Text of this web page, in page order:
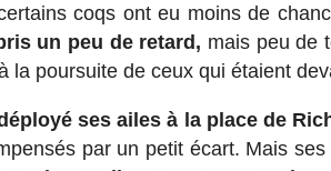
coqs ont eu moins de
un peu de retard, mais peu de
la poursuite de ceux qui étaient
ses ailes à la place de
par un petit écart. Mais